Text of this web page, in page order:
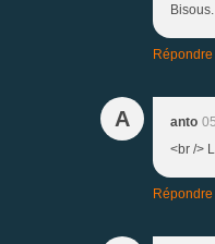
Répondre
A anto
<br />
Répondre